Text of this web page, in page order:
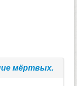
мёртвых.